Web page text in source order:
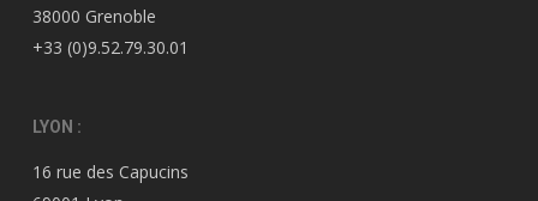
38000 Grenoble
+33 (0)9.52.79.30.01
LYON :
16 rue des Capucins